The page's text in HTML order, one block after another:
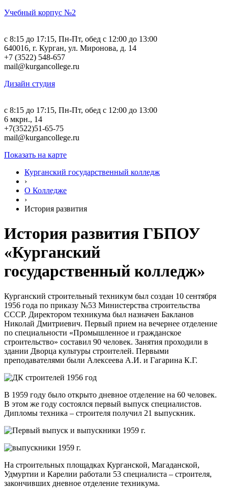
Учебный корпус №2
c 8:15 до 17:15, Пн-Пт, обед с 12:00 до 13:00
640016, г. Курган, ул. Миронова, д. 14
+7 (3522) 548-657
mail@kurgancollege.ru
Дизайн студия
c 8:15 до 17:15, Пн-Пт, обед с 12:00 до 13:00
6 мкрн., 14
+7(3522)51-65-75
mail@kurgancollege.ru
Показать на карте
Курганский государственный колледж
›
О Колледже
›
История развития
История развития ГБПОУ
«Курганский
государственный колледж»
Курганский строительный техникум был создан 10 сентября
1956 года по приказу №53 Министерства строительства
СССР. Директором техникума был назначен Бакланов
Николай Дмитриевич. Первый прием на вечернее отделение
по специальности «Промышленное и гражданское
строительство» составил 90 человек. Занятия проходили в
здании Дворца культуры строителей. Первыми
преподавателями были Алексеева А.И. и Гагарина К.Г.
В 1959 году было открыто дневное отделение на 60 человек.
В этом же году состоялся первый выпуск специалистов.
Дипломы техника – строителя получил 21 выпускник.
На строительных площадках Курганской, Магаданской,
Удмуртии и Карелии работали 53 специалиста – строителя,
закончивших дневное отделение техникума.